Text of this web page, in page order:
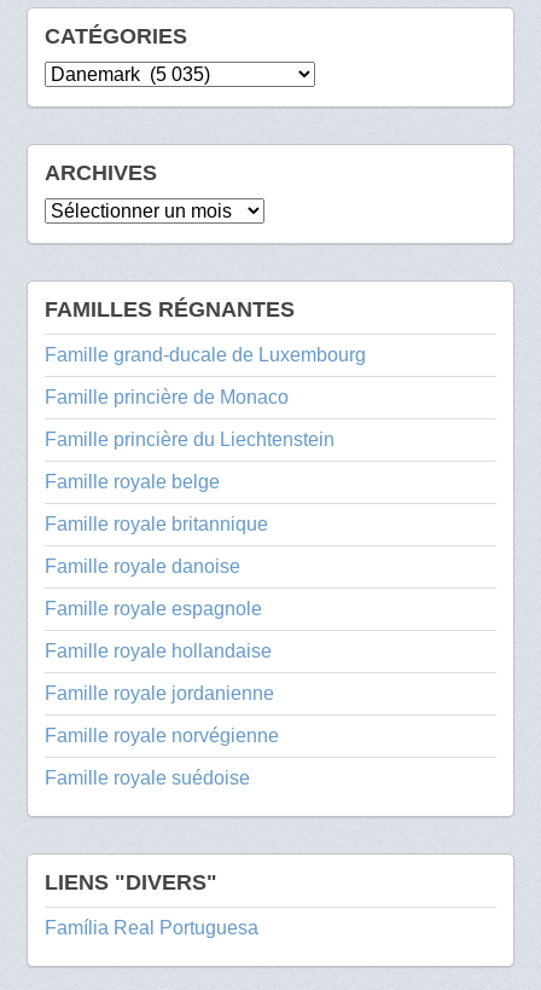
CATÉGORIES
Catégories
ARCHIVES
Archives
FAMILLES RÉGNANTES
Famille grand-ducale de Luxembourg
Famille princière de Monaco
Famille princière du Liechtenstein
Famille royale belge
Famille royale britannique
Famille royale danoise
Famille royale espagnole
Famille royale hollandaise
Famille royale jordanienne
Famille royale norvégienne
Famille royale suédoise
LIENS "DIVERS"
Família Real Portuguesa